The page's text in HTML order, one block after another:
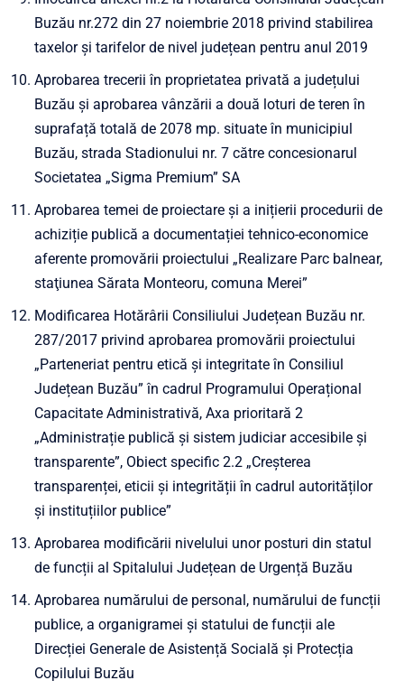
Buzău nr.272 din 27 noiembrie 2018 privind stabilirea
taxelor și tarifelor de nivel județean pentru anul 2019
Aprobarea trecerii în proprietatea privată a județului
Buzău și aprobarea vânzării a două loturi de teren în
suprafață totală de 2078 mp. situate în municipiul
Buzău, strada Stadionului nr. 7 către concesionarul
Societatea „Sigma Premium” SA
Aprobarea temei de proiectare și a inițierii procedurii de
achiziție publică a documentației tehnico-economice
aferente promovării proiectului „Realizare Parc balnear,
staţiunea Sărata Monteoru, comuna Merei”
Modificarea Hotărârii Consiliului Județean Buzău nr.
287/2017 privind aprobarea promovării proiectului
„Parteneriat pentru etică și integritate în Consiliul
Județean Buzău” în cadrul Programului Operațional
Capacitate Administrativă, Axa prioritară 2
„Administrație publică și sistem judiciar accesibile și
transparente”, Obiect specific 2.2 „Creșterea
transparenței, eticii și integrității în cadrul autorităților
și instituțiilor publice”
Aprobarea modificării nivelului unor posturi din statul
de funcții al Spitalului Județean de Urgență Buzău
Aprobarea numărului de personal, numărului de funcții
publice, a organigramei și statului de funcții ale
Direcției Generale de Asistență Socială și Protecția
Copilului Buzău